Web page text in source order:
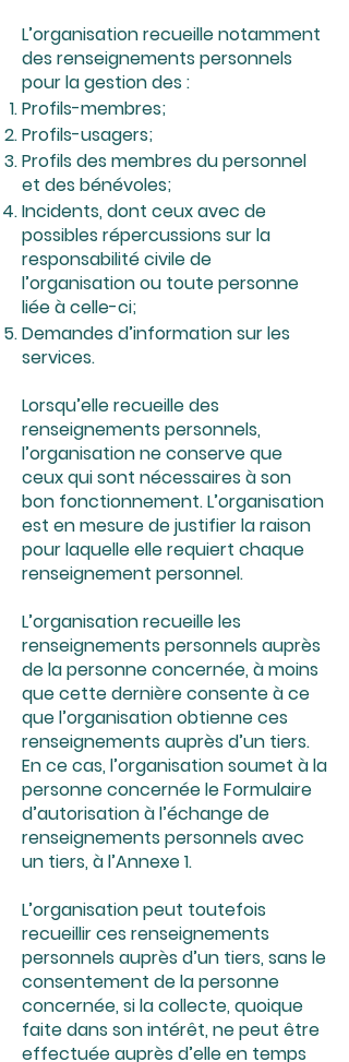
L’organisation recueille notamment
des renseignements personnels
pour la gestion des :
Profils-membres;
Profils-usagers;
Profils des membres du personnel
et des bénévoles;
Incidents, dont ceux avec de
possibles répercussions sur la
responsabilité civile de
l’organisation ou toute personne
liée à celle-ci;
Demandes d’information sur les
services.
Lorsqu’elle recueille des
renseignements personnels,
l’organisation ne conserve que
ceux qui sont nécessaires à son
bon fonctionnement. L’organisation
est en mesure de justifier la raison
pour laquelle elle requiert chaque
renseignement personnel.
L’organisation recueille les
renseignements personnels auprès
de la personne concernée, à moins
que cette dernière consente à ce
que l’organisation obtienne ces
renseignements auprès d’un tiers.
En ce cas, l’organisation soumet à la
personne concernée le Formulaire
d’autorisation à l’échange de
renseignements personnels avec
un tiers, à l’Annexe 1.
L’organisation peut toutefois
recueillir ces renseignements
personnels auprès d’un tiers, sans le
consentement de la personne
concernée, si la collecte, quoique
faite dans son intérêt, ne peut être
effectuée auprès d’elle en temps